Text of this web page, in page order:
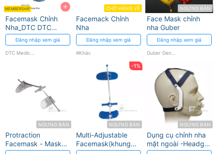
+
MEMBERSHIP
Facemask Chỉnh
Nha_DTC DTC
Medical Apparatus
Đăng nhập xem giá
CHỜ HÀNG VỀ
Facemack Chỉnh
Nha
Đăng nhập xem giá
#Khác
NGƯNG BÁN
Face Mask chỉnh
nha Guber
Đăng nhập xem giá
NGƯNG BÁN
Protraction
Facemask - Mask
CL III Dentsply
-1%
NGƯNG BÁN
Multi-Adjustable
Facemask(khung
mặt ) Ortho
NGƯNG BÁN
Dụng cụ chỉnh nha
mặt ngoài -Headger
- Adiustable